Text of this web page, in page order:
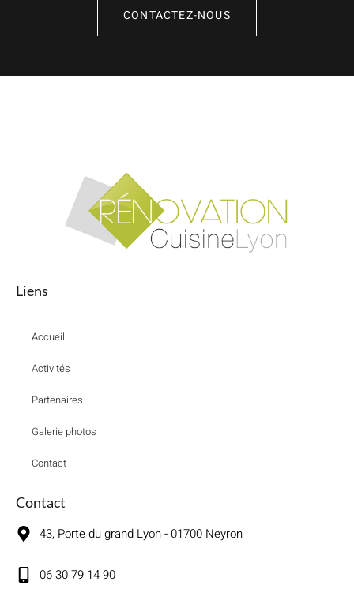
CONTACTEZ-NOUS
Liens
Accueil
Activités
Partenaires
Galerie photos
Contact
Contact
43, Porte du grand Lyon - 01700 Neyron
06 30 79 14 90